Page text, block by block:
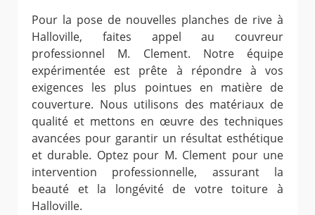
Pour la pose de nouvelles planches de rive à
Halloville, faites appel au couvreur
professionnel M. Clement. Notre équipe
expérimentée est prête à répondre à vos
exigences les plus pointues en matière de
couverture. Nous utilisons des matériaux de
qualité et mettons en œuvre des techniques
avancées pour garantir un résultat esthétique
et durable. Optez pour M. Clement pour une
intervention professionnelle, assurant la
beauté et la longévité de votre toiture à
Halloville.